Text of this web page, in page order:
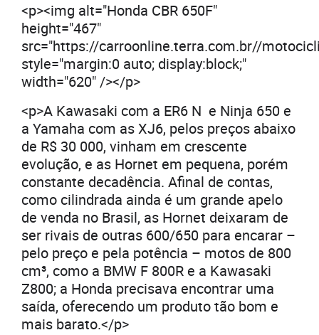
<p><img alt="Honda CBR 650F"
height="467"
src="https://carroonline.terra.com.br//
style="margin:0 auto; display:block;"
width="620" /></p>
<p>A Kawasaki com a ER6 N e Ninja 650 e
a Yamaha com as XJ6, pelos preços abaixo
de R$ 30 000, vinham em crescente
evolução, e as Hornet em pequena, porém
constante decadência. Afinal de contas,
como cilindrada ainda é um grande apelo
de venda no Brasil, as Hornet deixaram de
ser rivais de outras 600/650 para encarar –
pelo preço e pela potência – motos de 800
cm³, como a BMW F 800R e a Kawasaki
Z800; a Honda precisava encontrar uma
saída, oferecendo um produto tão bom e
mais barato.</p>